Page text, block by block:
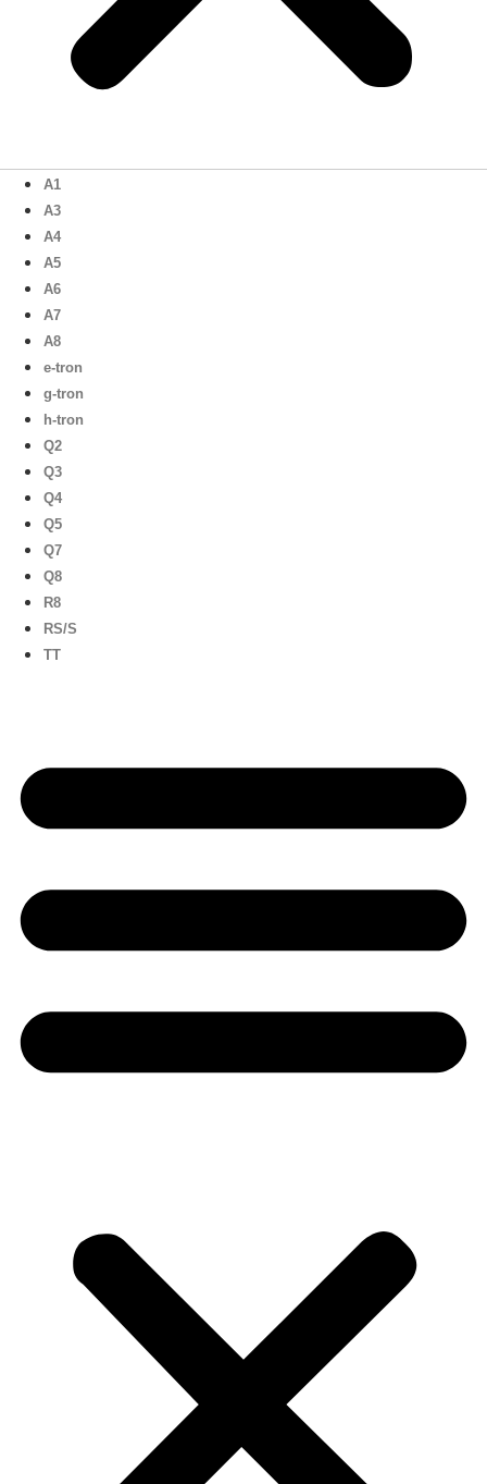
A1
A3
A4
A5
A6
A7
A8
e-tron
g-tron
h-tron
Q2
Q3
Q4
Q5
Q7
Q8
R8
RS/S
TT